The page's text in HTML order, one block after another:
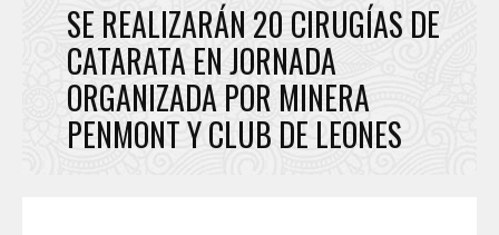
SE REALIZARÁN 20 CIRUGÍAS DE
CATARATA EN JORNADA
ORGANIZADA POR MINERA
PENMONT Y CLUB DE LEONES